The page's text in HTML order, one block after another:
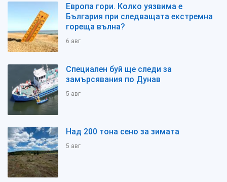
Европа гори. Колко уязвима е
България при следващата екстремна
гореща вълна?
6 авг
Специален буй ще следи за
замърсявания по Дунав
5 авг
Над 200 тона сено за зимата
5 авг